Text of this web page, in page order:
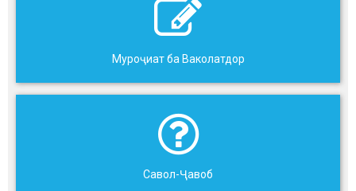
Муроҷиат ба Ваколатдор
Савол-Ҷавоб